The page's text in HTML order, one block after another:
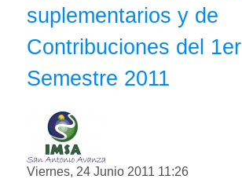
suplementarios y de
Contribuciones del 1er
Semestre 2011
Viernes, 24 Junio 2011 11:26